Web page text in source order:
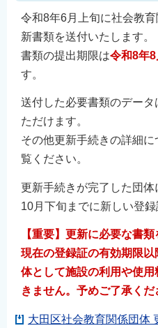
令和8年6月上旬に社会教
新書類を送付いたします。
書類の提出期限は令和8年
す。
送付した必要書類のデー
ただけます。
その他更新手続きの詳細
覧ください。
更新手続きが完了した団
10月下旬までに新しい登録
【重要】更新に必要な書
現在の登録証の有効期限
体として施設の利用や使
きません。 予めご了承くだ
大田区社会教育関係団体